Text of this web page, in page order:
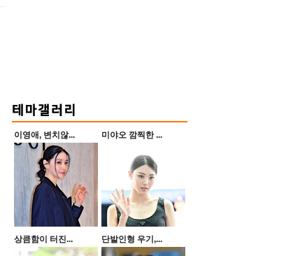
이영애, 변치않... 미야오 깜찍한 ...
상큼함이 터진... 단발인형 우기,...